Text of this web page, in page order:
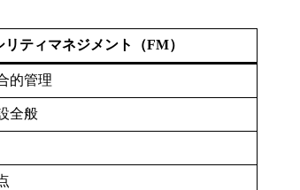
リティマネジメント（FM）
的管理
全般